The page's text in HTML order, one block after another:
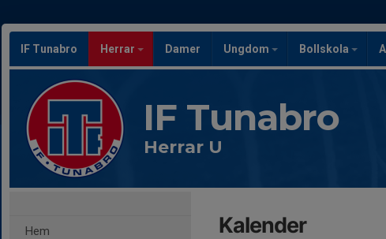
IF Tunabro Herrar Damer Ungdom Bollskola
IF Tunabro
Herrar U
Hem Kalender